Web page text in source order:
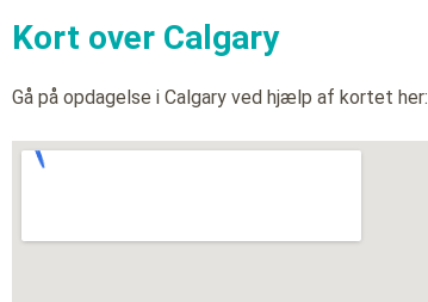
Kort over Calgary
Gå på opdagelse i Calgary ved hjælp af kortet her: